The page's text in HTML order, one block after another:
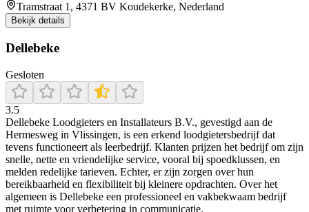
Tramstraat 1, 4371 BV Koudekerke, Nederland
Bekijk details
Dellebeke
Gesloten
3.5
Dellebeke Loodgieters en Installateurs B.V., gevestigd aan de
Hermesweg in Vlissingen, is een erkend loodgietersbedrijf dat
tevens functioneert als leerbedrijf. Klanten prijzen het bedrijf om zijn
snelle, nette en vriendelijke service, vooral bij spoedklussen, en
melden redelijke tarieven. Echter, er zijn zorgen over hun
bereikbaarheid en flexibiliteit bij kleinere opdrachten. Over het
algemeen is Dellebeke een professioneel en vakbekwaam bedrijf
met ruimte voor verbetering in communicatie.